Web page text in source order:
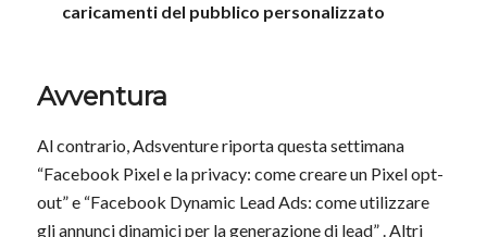
caricamenti del pubblico personalizzato
Avventura
Al contrario, Adsventure riporta questa settimana
“Facebook Pixel e la privacy: come creare un Pixel opt-
out” e “Facebook Dynamic Lead Ads: come utilizzare
gli annunci dinamici per la generazione di lead” . Altri